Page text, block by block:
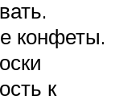
конфеты.
к